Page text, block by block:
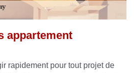
appartement
rapidement pour tout projet de